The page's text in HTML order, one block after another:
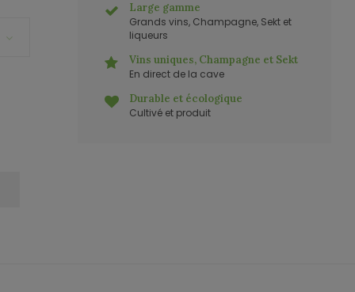
Large gamme
Grands vins, Champagne, Sekt et
liqueurs
Vins uniques, Champagne et Sekt
En direct de la cave
Durable et écologique
Cultivé et produit